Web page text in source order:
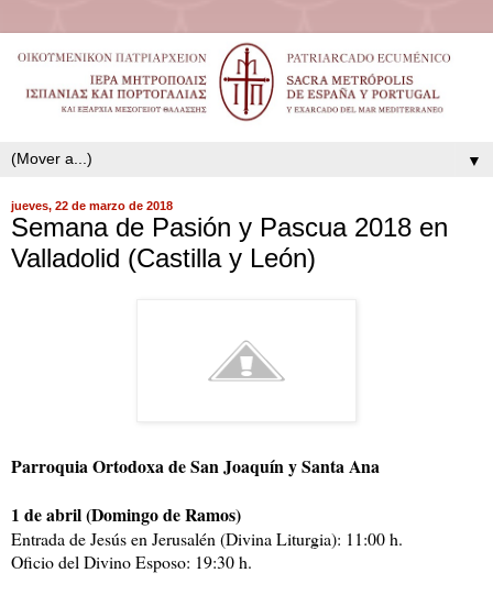
▼
jueves, 22 de marzo de 2018
Semana de Pasión y Pascua 2018 en
Valladolid (Castilla y León)
Parroquia Ortodoxa de San Joaquín y Santa Ana
1 de abril (Domingo de Ramos)
Entrada de Jesús en Jerusalén (Divina Liturgia): 11:00 h.
Oficio del Divino Esposo: 19:30 h.